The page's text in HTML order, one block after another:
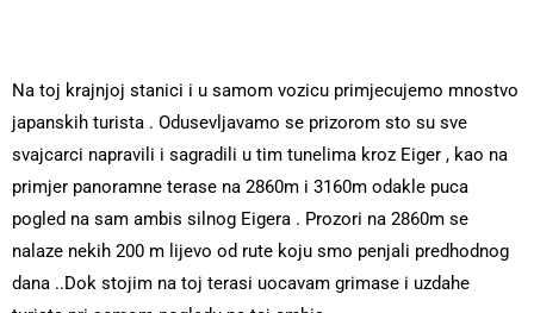
Na toj krajnjoj stanici i u samom vozicu primjecujemo mnostvo
japanskih turista . Odusevljavamo se prizorom sto su sve
svajcarci napravili i sagradili u tim tunelima kroz Eiger , kao na
primjer panoramne terase na 2860m i 3160m odakle puca
pogled na sam ambis silnog Eigera . Prozori na 2860m se
nalaze nekih 200 m lijevo od rute koju smo penjali predhodnog
dana ..Dok stojim na toj terasi uocavam grimase i uzdahe